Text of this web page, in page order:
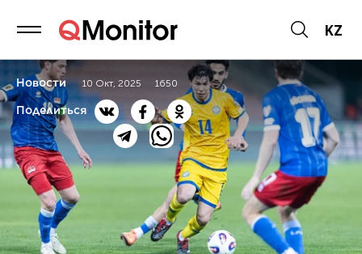
KZ
Новости 10 Окт, 2025 1650
Поделиться